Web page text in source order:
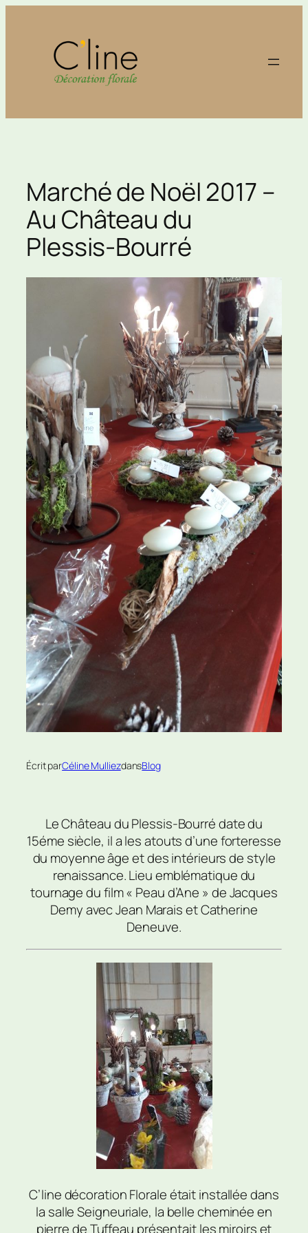
contenu
Marché de Noël 2017 –
Au Château du
Plessis-Bourré
Écrit parCéline MulliezdansBlog
Le Château du Plessis-Bourré date du
15éme siècle, il a les atouts d’une forteresse
du moyenne âge et des intérieurs de style
renaissance. Lieu emblématique du
tournage du film « Peau d’Ane » de Jacques
Demy avec Jean Marais et Catherine
Deneuve.
C’line décoration Florale était installée dans
la salle Seigneuriale, la belle cheminée en
pierre de Tuffeau présentait les miroirs et